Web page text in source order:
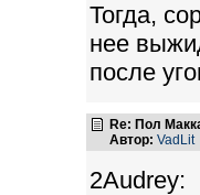
Тогда,
нее
после
Re: Пол
Автор: VadLit
2Audrey: